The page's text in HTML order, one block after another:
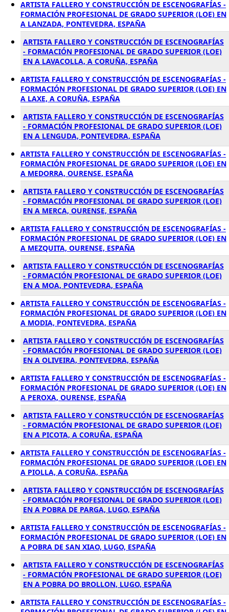
ARTISTA FALLERO Y CONSTRUCCIÓN DE ESCENOGRAFÍAS -
FORMACIÓN PROFESIONAL DE GRADO SUPERIOR (LOE) EN
A LANZADA, PONTEVEDRA, ESPAÑA
ARTISTA FALLERO Y CONSTRUCCIÓN DE ESCENOGRAFÍAS
- FORMACIÓN PROFESIONAL DE GRADO SUPERIOR (LOE)
EN A LAVACOLLA, A CORUÑA, ESPAÑA
ARTISTA FALLERO Y CONSTRUCCIÓN DE ESCENOGRAFÍAS -
FORMACIÓN PROFESIONAL DE GRADO SUPERIOR (LOE) EN
A LAXE, A CORUÑA, ESPAÑA
ARTISTA FALLERO Y CONSTRUCCIÓN DE ESCENOGRAFÍAS
- FORMACIÓN PROFESIONAL DE GRADO SUPERIOR (LOE)
EN A LENGUDA, PONTEVEDRA, ESPAÑA
ARTISTA FALLERO Y CONSTRUCCIÓN DE ESCENOGRAFÍAS -
FORMACIÓN PROFESIONAL DE GRADO SUPERIOR (LOE) EN
A MEDORRA, OURENSE, ESPAÑA
ARTISTA FALLERO Y CONSTRUCCIÓN DE ESCENOGRAFÍAS
- FORMACIÓN PROFESIONAL DE GRADO SUPERIOR (LOE)
EN A MERCA, OURENSE, ESPAÑA
ARTISTA FALLERO Y CONSTRUCCIÓN DE ESCENOGRAFÍAS -
FORMACIÓN PROFESIONAL DE GRADO SUPERIOR (LOE) EN
A MEZQUITA, OURENSE, ESPAÑA
ARTISTA FALLERO Y CONSTRUCCIÓN DE ESCENOGRAFÍAS
- FORMACIÓN PROFESIONAL DE GRADO SUPERIOR (LOE)
EN A MOA, PONTEVEDRA, ESPAÑA
ARTISTA FALLERO Y CONSTRUCCIÓN DE ESCENOGRAFÍAS -
FORMACIÓN PROFESIONAL DE GRADO SUPERIOR (LOE) EN
A MODIA, PONTEVEDRA, ESPAÑA
ARTISTA FALLERO Y CONSTRUCCIÓN DE ESCENOGRAFÍAS
- FORMACIÓN PROFESIONAL DE GRADO SUPERIOR (LOE)
EN A OLIVEIRA, PONTEVEDRA, ESPAÑA
ARTISTA FALLERO Y CONSTRUCCIÓN DE ESCENOGRAFÍAS -
FORMACIÓN PROFESIONAL DE GRADO SUPERIOR (LOE) EN
A PEROXA, OURENSE, ESPAÑA
ARTISTA FALLERO Y CONSTRUCCIÓN DE ESCENOGRAFÍAS
- FORMACIÓN PROFESIONAL DE GRADO SUPERIOR (LOE)
EN A PICOTA, A CORUÑA, ESPAÑA
ARTISTA FALLERO Y CONSTRUCCIÓN DE ESCENOGRAFÍAS -
FORMACIÓN PROFESIONAL DE GRADO SUPERIOR (LOE) EN
A PIOLLA, A CORUÑA, ESPAÑA
ARTISTA FALLERO Y CONSTRUCCIÓN DE ESCENOGRAFÍAS
- FORMACIÓN PROFESIONAL DE GRADO SUPERIOR (LOE)
EN A POBRA DE PARGA, LUGO, ESPAÑA
ARTISTA FALLERO Y CONSTRUCCIÓN DE ESCENOGRAFÍAS -
FORMACIÓN PROFESIONAL DE GRADO SUPERIOR (LOE) EN
A POBRA DE SAN XIAO, LUGO, ESPAÑA
ARTISTA FALLERO Y CONSTRUCCIÓN DE ESCENOGRAFÍAS
- FORMACIÓN PROFESIONAL DE GRADO SUPERIOR (LOE)
EN A POBRA DO BROLLON, LUGO, ESPAÑA
ARTISTA FALLERO Y CONSTRUCCIÓN DE ESCENOGRAFÍAS -